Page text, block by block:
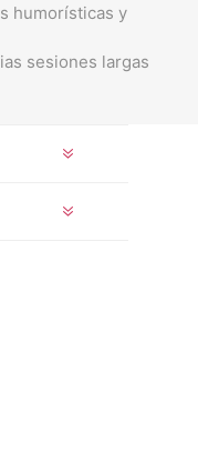
humorísticas y
sesiones largas